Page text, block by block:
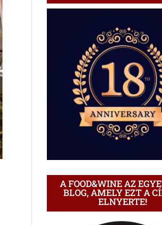
A FOOD&WINE AZ
BLOG, AMELY EZT A
ELNYERTE!